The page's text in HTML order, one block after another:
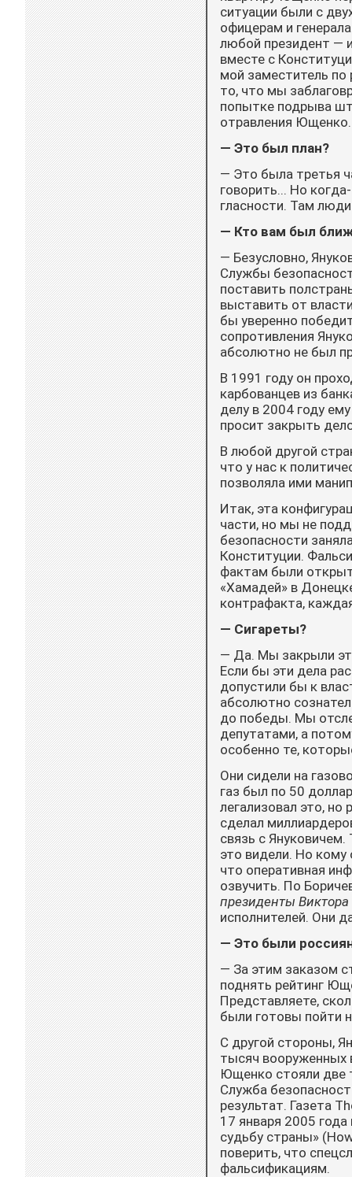
ситуации были с
офицерам и
любой президент —
вместе с
мой заместитель по
то, что мы
попытке подрыва
отравления
— Это был план?
— Это была третья
говорить... Но
гласности. Там
— Кто вам был
— Безусловно,
Службы
поставить
выставить от
бы уверенно
сопротивления
абсолютно не был
В 1991 году он
карбованцев из
делу в 2004 году
просит закрыть
В любой другой
что у нас к
по­зволяла ими
Итак, эта
части, но мы не
безопасности
Конституции.
фактам были
«Хамадей» в
контрафакта,
— Сигареты?
— Да. Мы закрыли
Если бы эти дела
допустили бы к
абсолютно
до победы. Мы
депутатами, а
особенно те,
Они сидели на
газ был по 50
легализовал это,
сделал
связь с
это видели. Но кому
что оперативная
озвучить. По
президенты
исполнителей. Они
— Это были
— За этим заказом
поднять рейтинг
Представляете,
были готовы пойти
С другой стороны,
тысяч вооруженных
Ющенко стояли две
Служба
результат. Газета
17 января 2005
судьбу страны»
поверить, что
фальсификациям.